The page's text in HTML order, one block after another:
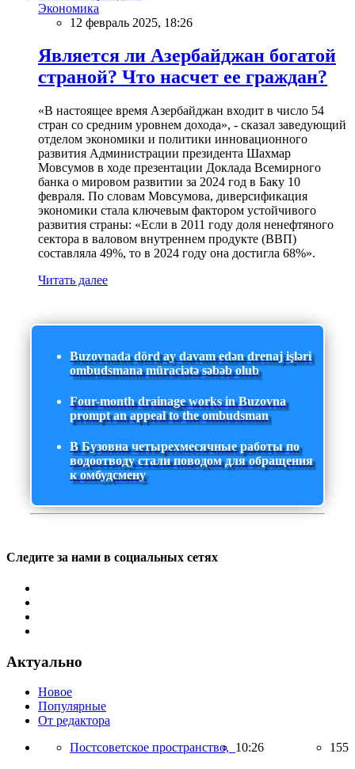
Экономика
12 февраль 2025, 18:26
Является ли Азербайджан богатой
страной? Что насчет ее граждан?
«В настоящее время Азербайджан входит в число 54
стран со средним уровнем дохода», - сказал заведующий
отделом экономики и политики инновационного
развития Администрации президента Шахмар
Мовсумов в ходе презентации Доклада Всемирного
банка о мировом развитии за 2024 год в Баку 10
февраля. По словам Мовсумова, диверсификация
экономики стала ключевым фактором устойчивого
развития страны: «Если в 2011 году доля ненефтяного
сектора в валовом внутреннем продукте (ВВП)
составляла 49%, то в 2024 году она достигла 68%».
Читать далее
Buzovnada dörd ay davam edən drenaj işləri
ombudsmana müraciətə səbəb olub
Four-month drainage works in Buzovna
prompt an appeal to the ombudsman
В Бузовна четырехмесячные работы по
водоотводу стали поводом для обращения
к омбудсмену
Следите за нами в социальных сетях
Актуально
Новое
Популярные
От редактора
Постсоветское пространство, 10:26 155